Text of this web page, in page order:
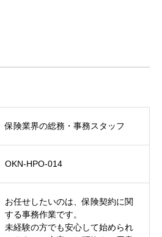
保険業界の総務・事務スタッフ
OKN-HPO-014
お任せしたいのは、保険契約に関
する事務作業です。
未経験の方でも安心して始められ